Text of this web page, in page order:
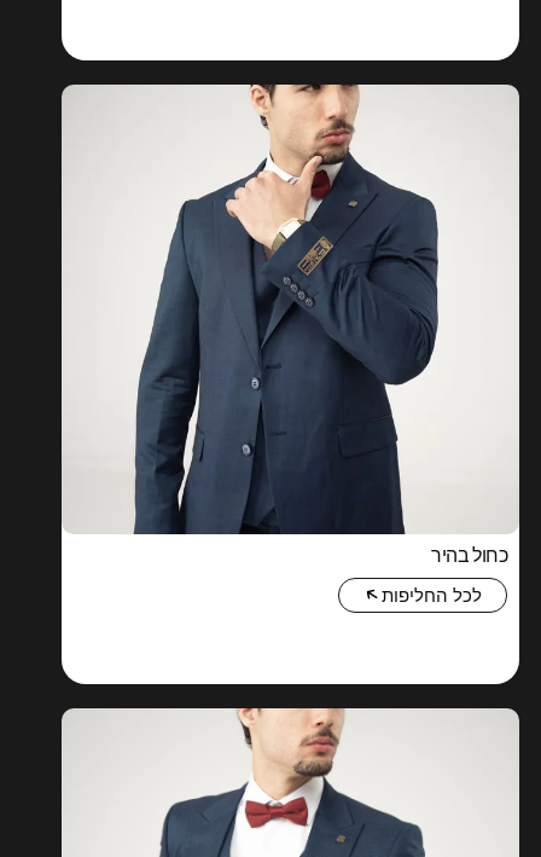
כחול בהיר
לכל החליפות